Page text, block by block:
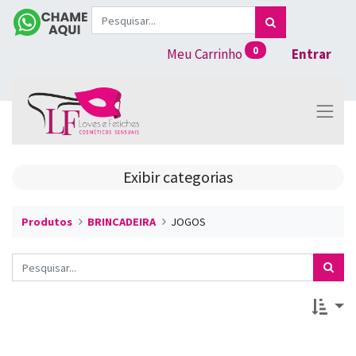
Meu Carrinho 0 Entrar
Exibir categorias
Produtos BRINCADEIRA JOGOS